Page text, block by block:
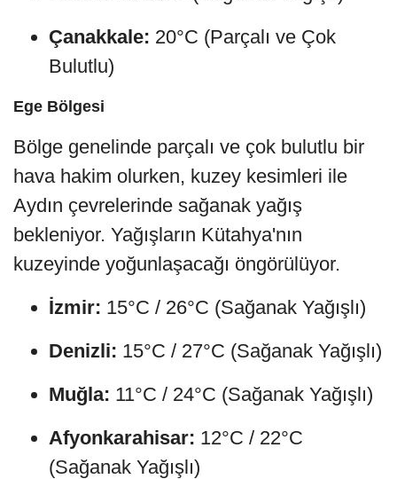
Çanakkale: 20°C (Parçalı ve Çok
Bulutlu)
Ege Bölgesi
Bölge genelinde parçalı ve çok bulutlu bir
hava hakim olurken, kuzey kesimleri ile
Aydın çevrelerinde sağanak yağış
bekleniyor. Yağışların Kütahya'nın
kuzeyinde yoğunlaşacağı öngörülüyor.
İzmir: 15°C / 26°C (Sağanak Yağışlı)
Denizli: 15°C / 27°C (Sağanak Yağışlı)
Muğla: 11°C / 24°C (Sağanak Yağışlı)
Afyonkarahisar: 12°C / 22°C
(Sağanak Yağışlı)